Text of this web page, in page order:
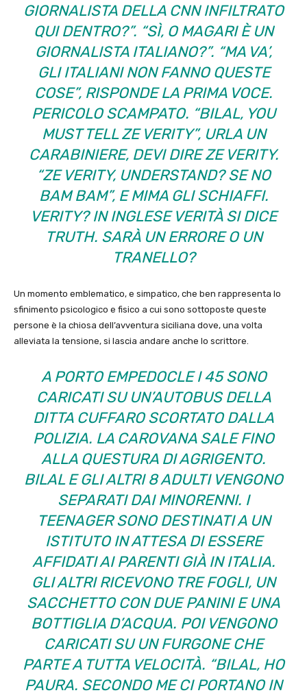
GIORNALISTA DELLA CNN INFILTRATO
QUI DENTRO?”. “SÌ, O MAGARI È UN
GIORNALISTA ITALIANO?”. “MA VA’,
GLI ITALIANI NON FANNO QUESTE
COSE”, RISPONDE LA PRIMA VOCE.
PERICOLO SCAMPATO. “BILAL, YOU
MUST TELL ZE VERITY”, URLA UN
CARABINIERE, DEVI DIRE ZE VERITY.
“ZE VERITY, UNDERSTAND? SE NO
BAM BAM”, E MIMA GLI SCHIAFFI.
VERITY? IN INGLESE VERITÀ SI DICE
TRUTH. SARÀ UN ERRORE O UN
TRANELLO?
Un momento emblematico, e simpatico, che ben rappresenta lo
sfinimento psicologico e fisico a cui sono sottoposte queste
persone è la chiosa dell’avventura siciliana dove, una volta
alleviata la tensione, si lascia andare anche lo scrittore.
A PORTO EMPEDOCLE I 45 SONO
CARICATI SU UN’AUTOBUS DELLA
DITTA CUFFARO SCORTATO DALLA
POLIZIA. LA CAROVANA SALE FINO
ALLA QUESTURA DI AGRIGENTO.
BILAL E GLI ALTRI 8 ADULTI VENGONO
SEPARATI DAI MINORENNI. I
TEENAGER SONO DESTINATI A UN
ISTITUTO IN ATTESA DI ESSERE
AFFIDATI AI PARENTI GIÀ IN ITALIA.
GLI ALTRI RICEVONO TRE FOGLI, UN
SACCHETTO CON DUE PANINI E UNA
BOTTIGLIA D’ACQUA. POI VENGONO
CARICATI SU UN FURGONE CHE
PARTE A TUTTA VELOCITÀ. “BILAL, HO
PAURA. SECONDO ME CI PORTANO IN